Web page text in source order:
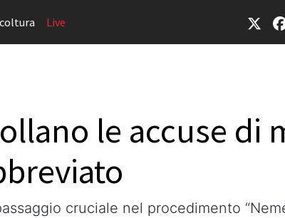
Live
le accuse di
cruciale nel procedimento